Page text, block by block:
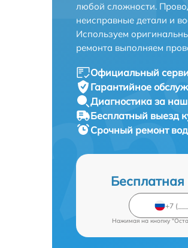
любой сложности.
неисправные детали и
Используем
ремонта выполняем
Официальный
Гарантийное
Диагностика за наш
Бесплатный выезд
Срочный ремонт
Бесплатная
Нажимая на кнопку